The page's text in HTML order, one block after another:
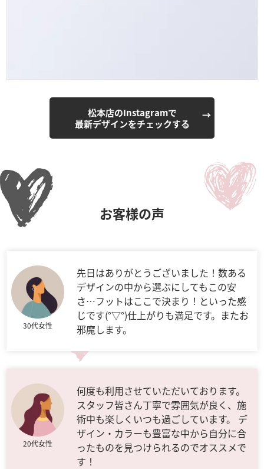
松本店のInstagramで
最新デザインをチェックする
お客様の声
30代女性
先日はありがとうございました！数ある
デザインの中から選ぶにしてもこの安
さ…フットはここで決まり！といった感
じです(°▽°)仕上がりも満足です。またお
邪魔します。
20代女性
何度も利用させていただいております。
スタッフ皆さん丁寧で雰囲気が良く、施
術中も楽しくいつも過ごしています。 デ
ザイン・カラーも豊富な中から自分に合
ったものを見つけられるのでオススメで
す！